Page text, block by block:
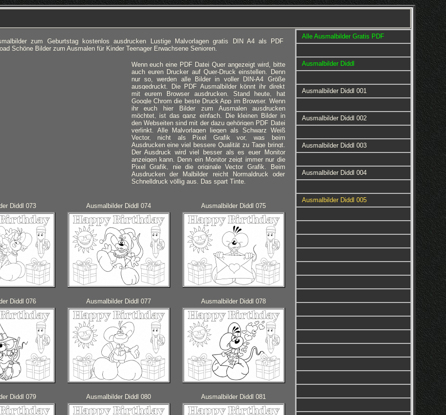
zum Geburtstag kostenlos ausdrucken Lustige Malvorlagen gratis DIN A4 als PDF
Schöne Bilder zum Ausmalen für Kinder Teenager Erwachsene Senioren.
Wenn euch eine PDF Datei Quer angezeigt wird, bitte
auch euren Drucker auf Quer-Druck einstellen. Denn
nur so, werden alle Bilder in voller DIN-A4 Größe
ausgedruckt. Die PDF Ausmalbilder könnt ihr direkt
mit eurem Browser ausdrucken. Stand heute, hat
Google Chrom die beste Druck App im Browser. Wenn
ihr euch hier Bilder zum Ausmalen ausdrucken
möchtet, ist das ganz einfach. Die kleinen Bilder in
den Webseiten sind mit der dazu gehörigen PDF Datei
verlinkt. Alle Malvorlagen liegen als Schwarz Weiß
Vector, nicht als Pixel Grafik vor, was beim
Ausdrucken eine viel bessere Qualität zu Tage bringt.
Der Ausdruck wird viel besser als es euer Monitor
anzeigen kann. Denn ein Monitor zeigt immer nur die
Pixel Grafik, nie die originale Vector Grafik. Beim
Ausdrucken der Malbilder reicht Normaldruck oder
Schnelldruck völlig aus. Das spart Tinte.
Diddl 073 Ausmalbilder Diddl 074 Ausmalbilder Diddl 075
Diddl 076 Ausmalbilder Diddl 077 Ausmalbilder Diddl 078
Diddl 079 Ausmalbilder Diddl 080 Ausmalbilder Diddl 081
Alle Ausmalbilder Gratis PDF
Ausmalbilder Diddl
Ausmalbilder Diddl 001
Ausmalbilder Diddl 002
Ausmalbilder Diddl 003
Ausmalbilder Diddl 004
Ausmalbilder Diddl 005